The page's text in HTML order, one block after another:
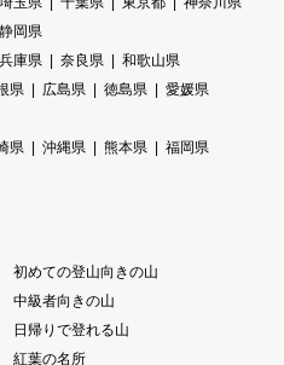
静岡県
兵庫県 奈良県
和歌山県
県 広島県 徳島県
愛媛県
県 沖縄県 熊本県
福岡県
初めての登山向きの山
中級者向きの山
日帰りで登れる山
紅葉の名所